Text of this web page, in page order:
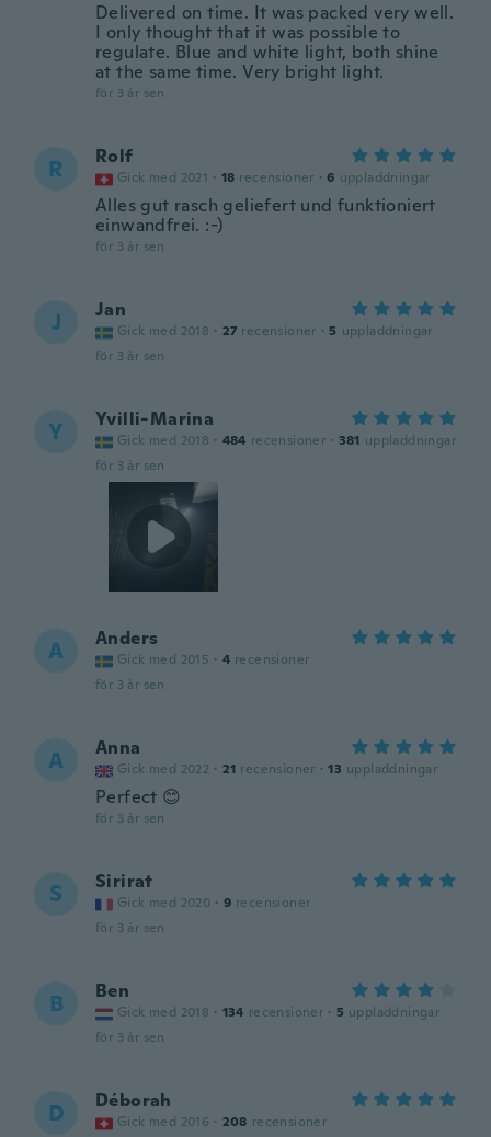
Delivered on time. It was packed very well.
I only thought that it was possible to
regulate. Blue and white light, both shine
at the same time. Very bright light.
för 3 år sen
R Rolf
Gick med 2021 · 18 recensioner · 6 uppladdningar
Alles gut rasch geliefert und funktioniert
einwandfrei. :-)
för 3 år sen
J Jan
Gick med 2018 · 27 recensioner · 5 uppladdningar
för 3 år sen
Y Yvilli-Marina
Gick med 2018 · 484 recensioner · 381 uppladdningar
för 3 år sen
A Anders
Gick med 2015 · 4 recensioner
för 3 år sen
A Anna
Gick med 2022 · 21 recensioner · 13 uppladdningar
Perfect 😊
för 3 år sen
S Sirirat
Gick med 2020 · 9 recensioner
för 3 år sen
B Ben
Gick med 2018 · 134 recensioner · 5 uppladdningar
för 3 år sen
D Déborah
Gick med 2016 · 208 recensioner